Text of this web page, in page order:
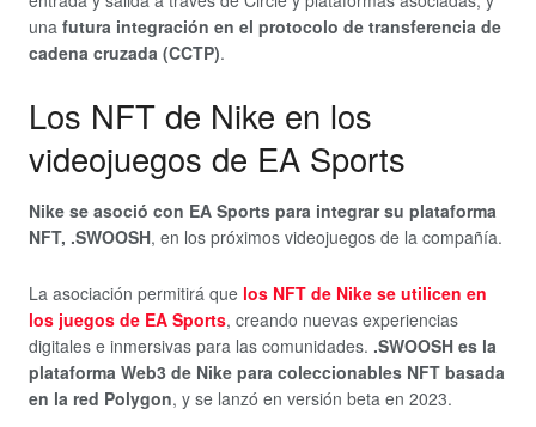
una futura integración en el protocolo de transferencia de
cadena cruzada (CCTP).
Los NFT de Nike en los
videojuegos de EA Sports
Nike se asoció con EA Sports para integrar su plataforma
NFT, .SWOOSH, en los próximos videojuegos de la compañía.
La asociación permitirá que los NFT de Nike se utilicen en
los juegos de EA Sports, creando nuevas experiencias
digitales e inmersivas para las comunidades. .SWOOSH es la
plataforma Web3 de Nike para coleccionables NFT basada
en la red Polygon, y se lanzó en versión beta en 2023.